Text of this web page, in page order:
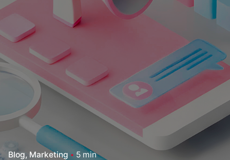
Blog Marketing 5 min